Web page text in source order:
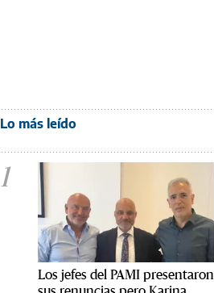
Lo más leído
1
Los jefes del PAMI presentaron